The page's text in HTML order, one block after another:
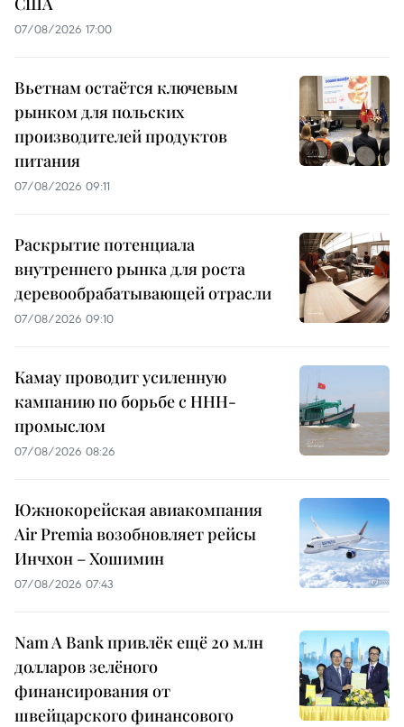
07/08/2026 17:00
Вьетнам остаётся ключевым
рынком для польских
производителей продуктов
питания
07/08/2026 09:11
Раскрытие потенциала
внутреннего рынка для роста
деревообрабатывающей отрасли
07/08/2026 09:10
Камау проводит усиленную
кампанию по борьбе с ННН-
промыслом
07/08/2026 08:26
Южнокорейская авиакомпания
Air Premia возобновляет рейсы
Инчхон – Хошимин
07/08/2026 07:43
Nam A Bank привлёк ещё 20 млн
долларов зелёного
финансирования от
швейцарского финансового